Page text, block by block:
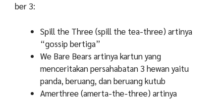
ber 3:
Spill the Three (spill the tea-three) artinya
“gossip bertiga”
We Bare Bears artinya kartun yang
menceritakan persahabatan 3 hewan yaitu
panda, beruang, dan beruang kutub
Amerthree (amerta-the-three) artinya